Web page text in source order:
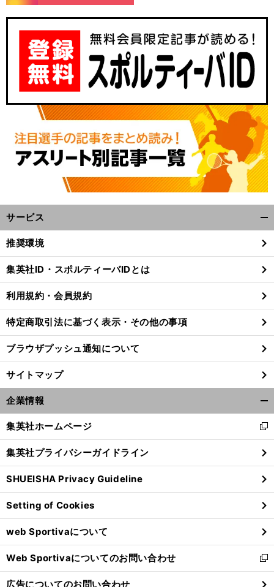
へ
サービス
閉
る
推奨環境
集英社ID・スポルティーバIDとは
利用規約・会員規約
特定商取引法に基づく表示・その他の事項
ブラウザプッシュ通知について
サイトマップ
企業情報
閉
る
集英社ホームページ
新
し
い
ウ
ィ
ン
ド
ウ
で
開
く
集英社プライバシーガイドライン
SHUEISHA Privacy Guideline
Setting of Cookies
web Sportivaについて
Web Sportivaについてのお問い合わせ
新
し
広告についてのお問い合わせ